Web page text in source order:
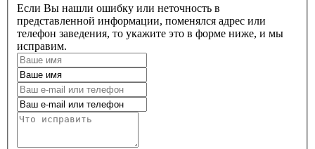
Если Вы нашли ошибку или неточность в
представленной информации, поменялся адрес или
телефон заведения, то укажите это в форме ниже, и мы
исправим.